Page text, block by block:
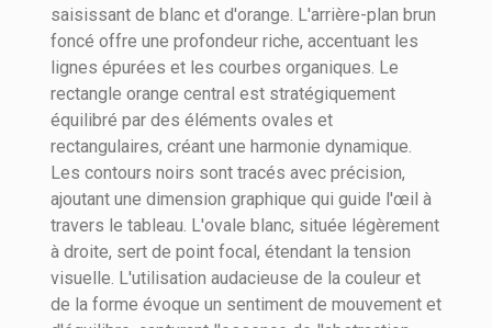
saisissant de blanc et d'orange. L'arrière-plan brun
foncé offre une profondeur riche, accentuant les
lignes épurées et les courbes organiques. Le
rectangle orange central est stratégiquement
équilibré par des éléments ovales et
rectangulaires, créant une harmonie dynamique.
Les contours noirs sont tracés avec précision,
ajoutant une dimension graphique qui guide l'œil à
travers le tableau. L'ovale blanc, située légèrement
à droite, sert de point focal, étendant la tension
visuelle. L'utilisation audacieuse de la couleur et
de la forme évoque un sentiment de mouvement et
Matières Acrylique sur toile
Hauteur (cm) 130
Largeur (cm) 96
Epaisseur (cm) 2